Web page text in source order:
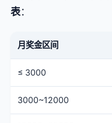
表：
月奖金区间
≤ 3000
3000~12000